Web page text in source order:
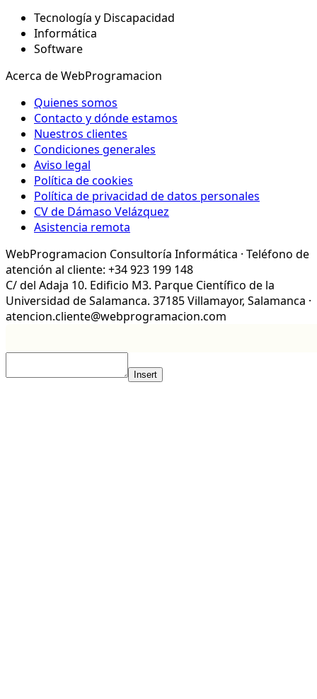
Tecnología y Discapacidad
Informática
Software
Acerca de WebProgramacion
Quienes somos
Contacto y dónde estamos
Nuestros clientes
Condiciones generales
Aviso legal
Política de cookies
Política de privacidad de datos personales
CV de Dámaso Velázquez
Asistencia remota
WebProgramacion Consultoría Informática · Teléfono de
atención al cliente: +34 923 199 148
C/ del Adaja 10. Edificio M3. Parque Científico de la
Universidad de Salamanca. 37185 Villamayor, Salamanca ·
atencion.cliente@webprogramacion.com
Insert